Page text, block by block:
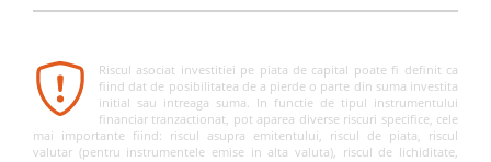
Riscul asociat investitiei pe piata de capital poate fi definit ca
fiind dat de posibilitatea de a pierde o parte din suma investita
initial sau intreaga suma. In functie de tipul instrumentului
financiar tranzactionat, pot aparea diverse riscuri specifice, cele
mai importante fiind: riscul asupra emitentului, riscul de piata, riscul
valutar (pentru instrumentele emise in alta valuta), riscul de lichiditate,